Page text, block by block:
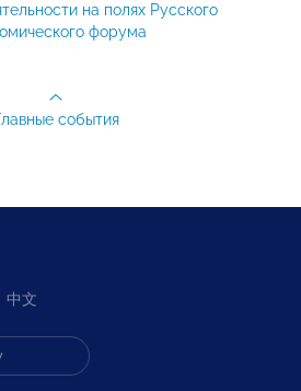
на полях Русского
форума
события
中文